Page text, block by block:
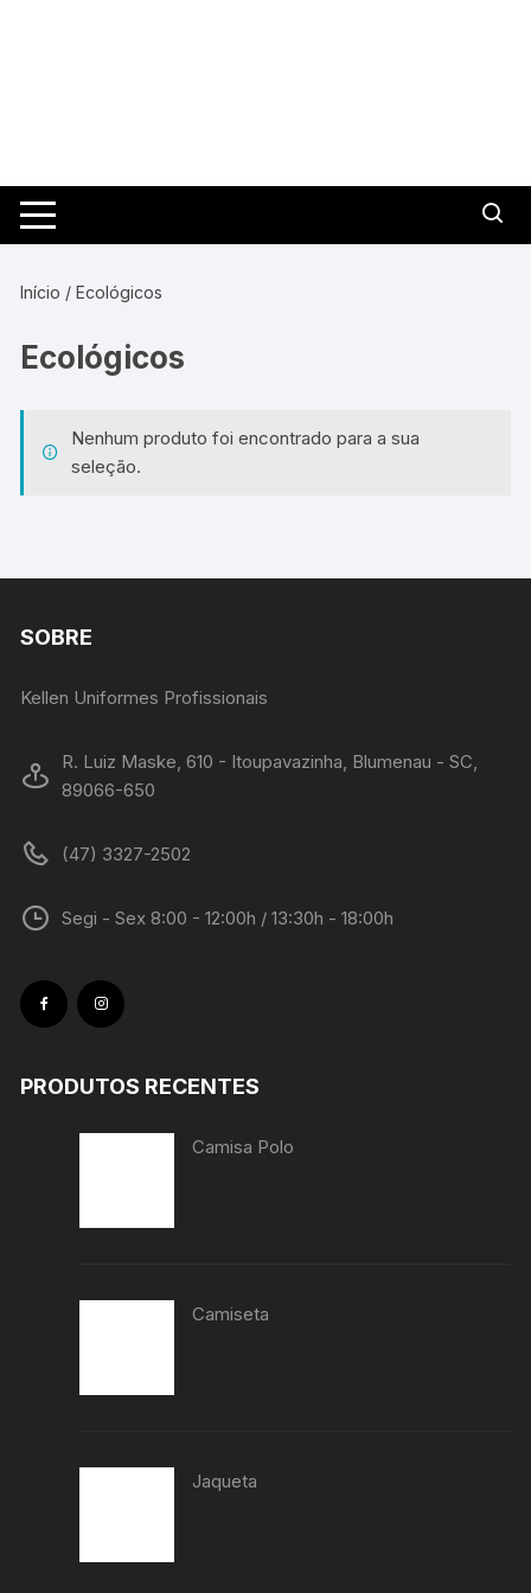
Início / Ecológicos
Ecológicos
Nenhum produto foi encontrado para a sua
seleção.
SOBRE
Kellen Uniformes Profissionais
R. Luiz Maske, 610 - Itoupavazinha, Blumenau - SC,
89066-650
(47) 3327-2502
Segi - Sex 8:00 - 12:00h / 13:30h - 18:00h
PRODUTOS RECENTES
Camisa Polo
Camiseta
Jaqueta